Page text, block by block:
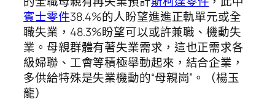
賓士零件38.4%的人盼望進進正軌單元或全
職失業，48.3%盼望可以或許兼職、機動失
業。母親群體有著失業需求，這也正需求各
級婦聯、工會等積極舉動起來，結合企業，
多供給特殊是失業機動的“母親崗”。（楊玉
龍）